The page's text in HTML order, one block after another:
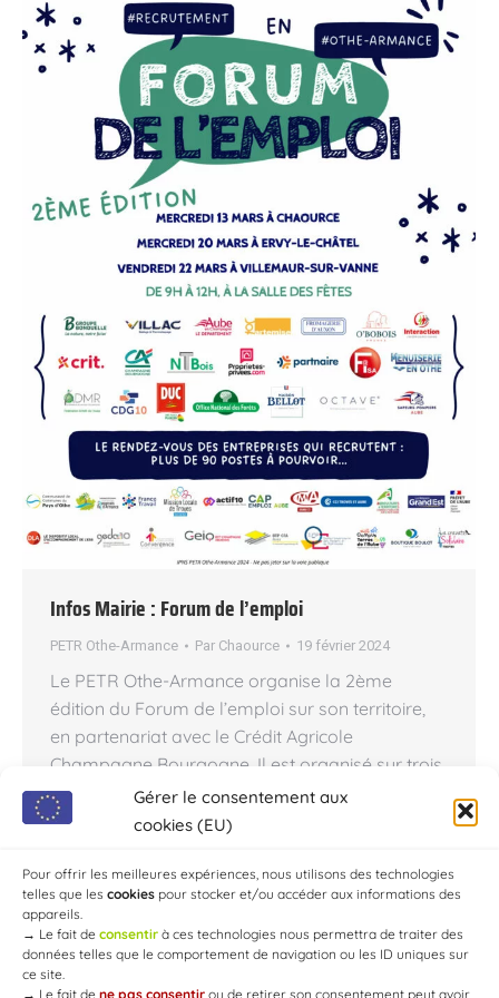
Gérer le consentement aux
cookies (EU)
Pour offrir les meilleures expériences, nous utilisons des technologies
telles que les cookies pour stocker et/ou accéder aux informations des
appareils.
→ Le fait de consentir à ces technologies nous permettra de traiter des
données telles que le comportement de navigation ou les ID uniques sur
ce site.
→ Le fait de ne pas consentir ou de retirer son consentement peut avoir
Infos Mairie : Forum de l’emploi
PETR Othe-Armance Par Chaource 19 février 2024
Le PETR Othe-Armance organise la 2ème
édition du Forum de l’emploi sur son territoire,
en partenariat avec le Crédit Agricole
Champagne Bourgogne. Il est organisé sur trois
dates, trois lieux, de 9h à 12h : Mercredi 13 Mars,
salle des fêtes : 📍 Chaource Mercredi 20 Mars,
Mars,…